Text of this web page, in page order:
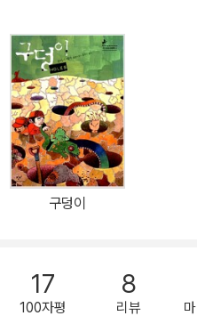
본모습을 찾아가려는 청소년들의
대상 수상작인 『흑룡전설 용지호
여 존재감이 없는 중학생 용지호
면서 만난 다양한 사건들과 사람
으로 갈등을 극복하고 성장을 이
그렸다. 심사위원들의 지지를 얻은 이 소설의 가장 큰 매력은 등장인
물과 이야기의 건강함, 청소년들
작품 전반에서 느껴지는 따뜻함
우리 청소년문학이 앞으로 나아
인 작가의 등장을 반겼다. 또한
를 쌓아가며 문학적인 완성도를
구덩이
17
100자평
8
리뷰